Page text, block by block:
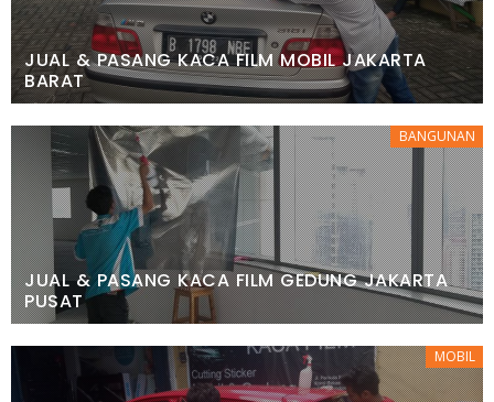
JUAL & PASANG KACA FILM MOBIL JAKARTA
BARAT
BANGUNAN
JUAL & PASANG KACA FILM GEDUNG JAKARTA
PUSAT
MOBIL